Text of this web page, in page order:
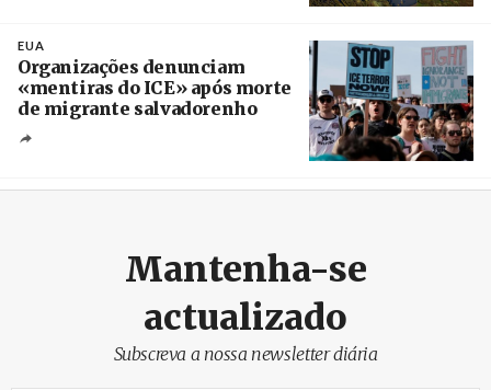
EUA
Organizações denunciam
«mentiras do ICE» após morte
de migrante salvadorenho
Mantenha-se
actualizado
Subscreva a nossa newsletter diária